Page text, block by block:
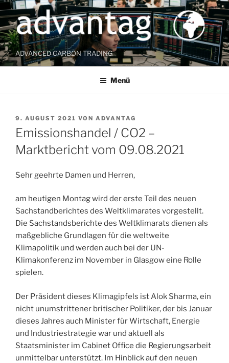
Zum
Inhalt
springen
ADVANCED CARBON TRADING
Menü
VERÖFFENTLICHT
AM
9. AUGUST 2021 VON ADVANTAG
Emissionshandel / CO2 –
Marktbericht vom 09.08.2021
Sehr geehrte Damen und Herren,
am heutigen Montag wird der erste Teil des neuen
Sachstandberichtes des Weltklimarates vorgestellt.
Die Sachstandsberichte des Weltklimarats dienen als
maßgebliche Grundlagen für die weltweite
Klimapolitik und werden auch bei der UN-
Klimakonferenz im November in Glasgow eine Rolle
spielen.
Der Präsident dieses Klimagipfels ist Alok Sharma, ein
nicht unumstrittener britischer Politiker, der bis Januar
dieses Jahres auch Minister für Wirtschaft, Energie
und Industriestrategie war und aktuell als
Staatsminister im Cabinet Office die Regierungsarbeit
unmittelbar unterstützt. Im Hinblick auf den neuen